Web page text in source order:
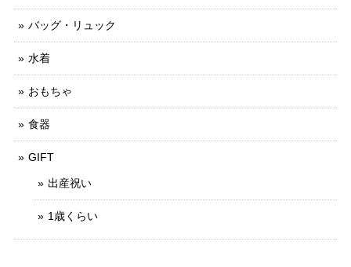
バッグ・リュック
水着
おもちゃ
食器
GIFT
出産祝い
1歳くらい